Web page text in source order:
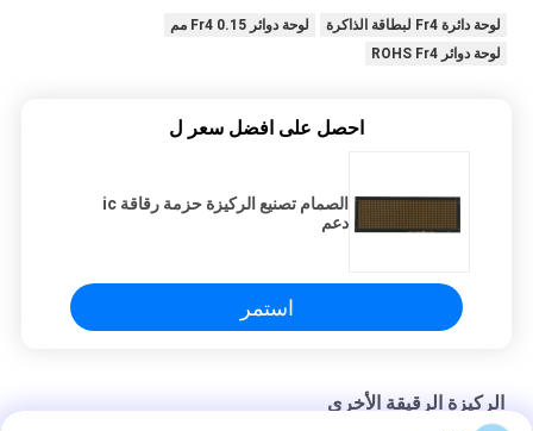
لوحة دائرة Fr4 لبطاقة الذاكرة
لوحة دوائر Fr4 0.15 مم
لوحة دوائر ROHS Fr4
احصل على افضل سعر ل
الصمام تصنيع الركيزة حزمة رقاقة ic
دعم
استمر
الركيزة الرقيقة الأخرى